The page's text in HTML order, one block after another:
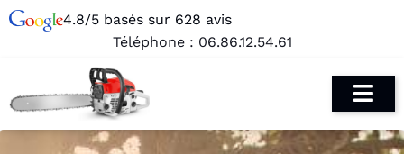
4.8/5 basés sur 628 avis
Téléphone : 06.86.12.54.61